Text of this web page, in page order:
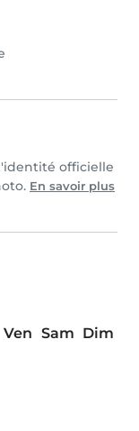
officielle
En savoir plus
Ven Sam Dim